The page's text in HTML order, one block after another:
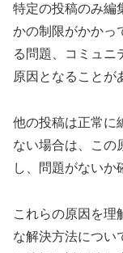
特定の投稿のみ編
かの制限がかかっ
る問題、コミュニ
原因となることが
他の投稿は正常に
ない場合は、この
し、問題がないか
これらの原因を理
な解決方法につい